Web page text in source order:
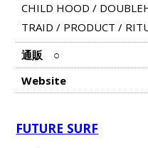
CHILD HOOD /
TRAID / PRODUCT /
通販
○
Website
FUTURE SURF